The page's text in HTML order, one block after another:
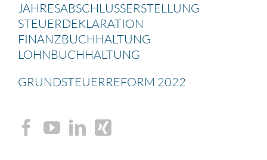
JAHRES­AB­SCHLUSS­ERSTEL­LUNG
STEUER­DE­KLA­RA­TION
FINANZ­BUCH­HAL­TUNG
LOHNBUCH­HAL­TUNG
GRUND­STEU­ER­RE­FORM 2022